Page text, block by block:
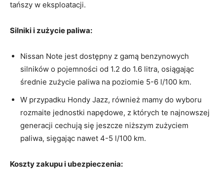
tańszy w eksploatacji.
Silniki i ⁤zużycie paliwa:
Nissan ⁣Note jest dostępny z gamą benzynowych
silników o pojemności od 1.2 do 1.6 litra,⁢ osiągając‌
średnie zużycie⁢ paliwa na poziomie 5-6 ‍l/100⁢ km.
W przypadku Hondy Jazz, również ⁣mamy do ‌wyboru
rozmaite ‌jednostki napędowe, z których te najnowszej
generacji ⁢cechują się jeszcze niższym‌ zużyciem
paliwa, ⁢sięgając⁤ nawet ⁣4-5 ⁢l/100 km.
Koszty zakupu‍ i‍ ubezpieczenia: